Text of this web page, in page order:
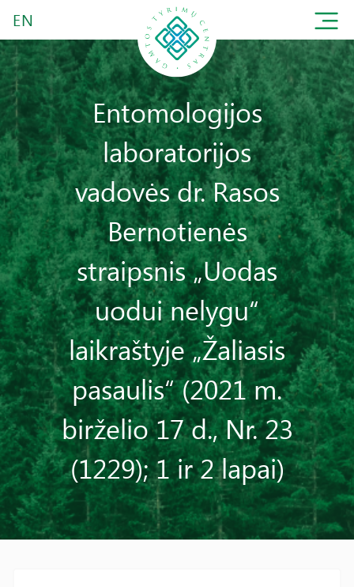
EN
Entomologijos
laboratorijos
vadovės dr. Rasos
Bernotienės
straipsnis „Uodas
uodui nelygu“
laikraštyje „Žaliasis
pasaulis“ (2021 m.
birželio 17 d., Nr. 23
(1229); 1 ir 2 lapai)